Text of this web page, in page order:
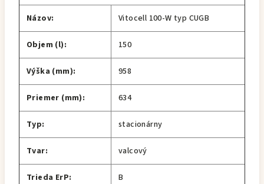
Názov: Vitocell 100-W typ CUGB
Objem (l): 150
Výška (mm): 958
Priemer (mm): 634
Typ: stacionárny
Tvar: valcový
Trieda ErP: B